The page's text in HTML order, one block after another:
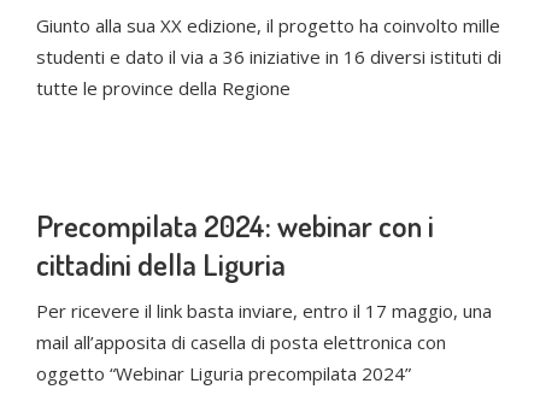
Giunto alla sua XX edizione, il progetto ha coinvolto mille
studenti e dato il via a 36 iniziative in 16 diversi istituti di
tutte le province della Regione
Precompilata 2024: webinar con i
cittadini della Liguria
Per ricevere il link basta inviare, entro il 17 maggio, una
mail all’apposita di casella di posta elettronica con
oggetto “Webinar Liguria precompilata 2024”